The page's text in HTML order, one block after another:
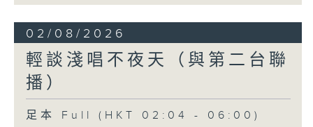
02/08/2026
輕談淺唱不夜天（與第二台聯
播）
足本 Full (HKT 02:04 - 06:00)